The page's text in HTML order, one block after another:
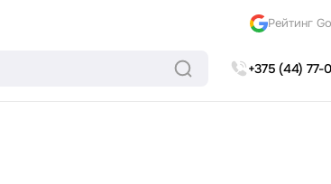
Рейтинг
+375 (44) 77-